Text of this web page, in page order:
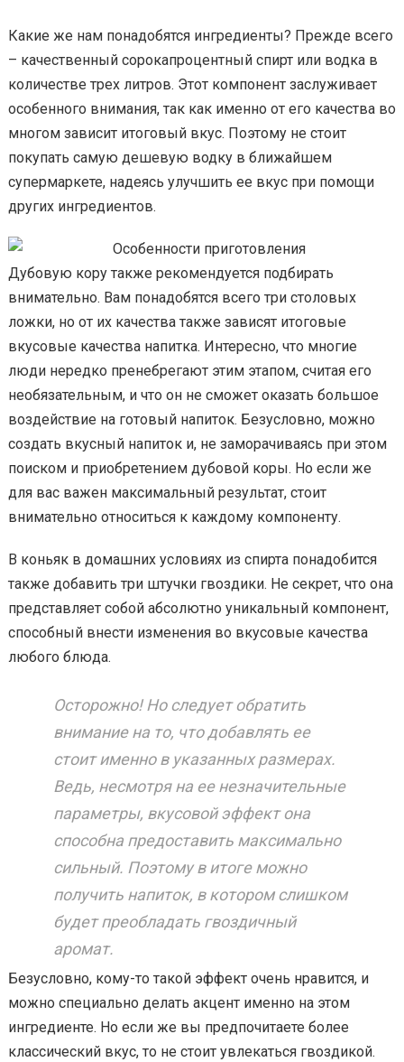
Какие же нам понадобятся ингредиенты? Прежде всего
– качественный сорокапроцентный спирт или водка в
количестве трех литров. Этот компонент заслуживает
особенного внимания, так как именно от его качества во
многом зависит итоговый вкус. Поэтому не стоит
покупать самую дешевую водку в ближайшем
супермаркете, надеясь улучшить ее вкус при помощи
других ингредиентов.
Дубовую кору также рекомендуется подбирать
внимательно. Вам понадобятся всего три столовых
ложки, но от их качества также зависят итоговые
вкусовые качества напитка. Интересно, что многие
люди нередко пренебрегают этим этапом, считая его
необязательным, и что он не сможет оказать большое
воздействие на готовый напиток. Безусловно, можно
создать вкусный напиток и, не заморачиваясь при этом
поиском и приобретением дубовой коры. Но если же
для вас важен максимальный результат, стоит
внимательно относиться к каждому компоненту.
В коньяк в домашних условиях из спирта понадобится
также добавить три штучки гвоздики. Не секрет, что она
представляет собой абсолютно уникальный компонент,
способный внести изменения во вкусовые качества
любого блюда.
Осторожно! Но следует обратить
внимание на то, что добавлять ее
стоит именно в указанных размерах.
Ведь, несмотря на ее незначительные
параметры, вкусовой эффект она
способна предоставить максимально
сильный. Поэтому в итоге можно
получить напиток, в котором слишком
будет преобладать гвоздичный
аромат.
Безусловно, кому-то такой эффект очень нравится, и
можно специально делать акцент именно на этом
ингредиенте. Но если же вы предпочитаете более
классический вкус, то не стоит увлекаться гвоздикой.